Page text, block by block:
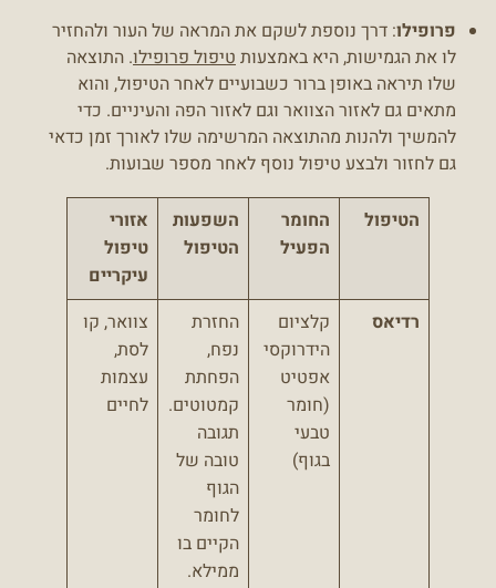
פרופילו: דרך נוספת לשקם את המראה של העור ולהחזיר
לו את הגמישות, היא באמצעותטיפול פרופילו. התוצאה
שלו תיראה באופן ברור כשבועיים לאחר הטיפול, והוא
מתאים גם לאזור הצוואר וגם לאזור הפה והעיניים. כדי
להמשיך ולהנות מהתוצאה המרשימה שלו לאורך זמן כדאי
גם לחזור ולבצע טיפול נוסף לאחר מספר שבועות.
הטיפול
החומר
הפעיל
השפעות
הטיפול
אזורי
טיפול
עיקריים
רדיאס
קלציום
הידרוקסי
אפטיט
(חומר
טבעי
בגוף)
החזרת
נפח,
הפחתת
קמטוטים.
תגובה
טובה של
הגוף
לחומר
הקיים בו
ממילא.
צוואר, קו
לסת,
עצמות
לחיים